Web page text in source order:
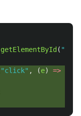
getElementById ( "
"click" , (e) =>